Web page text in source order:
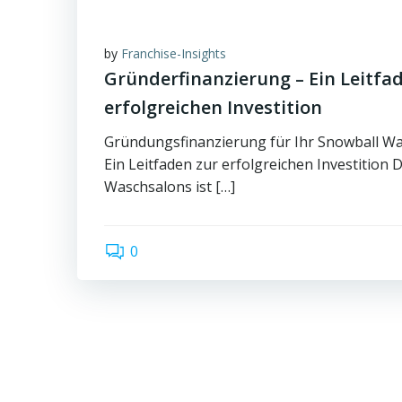
by Franchise-Insights
Gründerfinanzierung – Ein
erfolgreichen Investition
Gründungsfinanzierung für Ihr Snowball
Ein Leitfaden zur erfolgreichen Investition
Waschsalons ist […]
0